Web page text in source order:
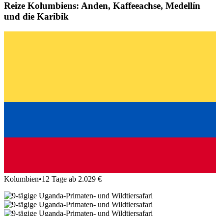
Reize Kolumbiens: Anden, Kaffeeachse, Medellín
und die Karibik
Kolumbien•12 Tage ab 2.029 €